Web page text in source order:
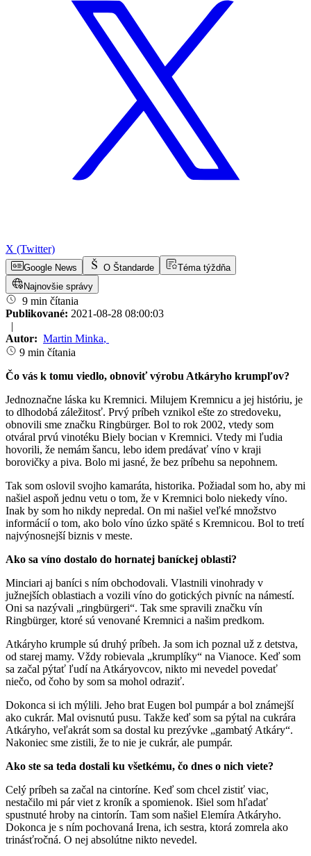
X (Twitter)
Google News O Štandarde
Téma týždňa
Najnovšie správy
9 min čítania
Publikované: 2021-08-28 08:00:03
|
Autor: Martin Minka,
9 min čítania
Čo vás k tomu viedlo, obnoviť výrobu Atkáryho krumpľov?
Jednoznačne láska ku Kremnici. Milujem Kremnicu a jej históriu, je
to dlhodobá záležitosť. Prvý príbeh vznikol ešte zo stredoveku,
obnovili sme značku Ringbürger. Bol to rok 2002, vtedy som
otváral prvú vinotéku Biely bocian v Kremnici. Vtedy mi ľudia
hovorili, že nemám šancu, lebo idem predávať víno v kraji
borovičky a piva. Bolo mi jasné, že bez príbehu sa nepohnem.
Tak som oslovil svojho kamaráta, historika. Požiadal som ho, aby mi
našiel aspoň jednu vetu o tom, že v Kremnici bolo niekedy víno.
Inak by som ho nikdy nepredal. On mi našiel veľké množstvo
informácií o tom, ako bolo víno úzko späté s Kremnicou. Bol to tretí
najvýnosnejší biznis v meste.
Ako sa víno dostalo do hornatej baníckej oblasti?
Minciari aj baníci s ním obchodovali. Vlastnili vinohrady v
južnejších oblastiach a vozili víno do gotických pivníc na námestí.
Oni sa nazývali „ringbürgeri“. Tak sme spravili značku vín
Ringbürger, ktoré sú venované Kremnici a našim predkom.
Atkáryho krumple sú druhý príbeh. Ja som ich poznal už z detstva,
od starej mamy. Vždy robievala „krumplíky“ na Vianoce. Keď som
sa začal pýtať ľudí na Atkáryovcov, nikto mi nevedel povedať
niečo, od čoho by som sa mohol odraziť.
Dokonca si ich mýlili. Jeho brat Eugen bol pumpár a bol známejší
ako cukrár. Mal ovisnutú pusu. Takže keď som sa pýtal na cukrára
Atkáryho, veľakrát som sa dostal ku prezývke „gambatý Atkáry“.
Nakoniec sme zistili, že to nie je cukrár, ale pumpár.
Ako ste sa teda dostali ku všetkému, čo dnes o nich viete?
Celý príbeh sa začal na cintoríne. Keď som chcel zistiť viac,
nestačilo mi pár viet z kroník a spomienok. Išiel som hľadať
spustnuté hroby na cintorín. Tam som našiel Elemíra Atkáryho.
Dokonca je s ním pochovaná Irena, ich sestra, ktorá zomrela ako
trinásťročná. O nej absolútne nikto nevedel.